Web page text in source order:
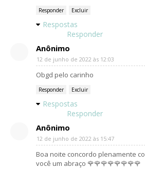
Responder Excluir
Respostas
Responder
Anônimo
12 de junho de 2022 às 12:03
Obgd pelo carinho
Responder Excluir
Respostas
Responder
Anônimo
12 de junho de 2022 às 15:47
Boa noite concordo plenamente
você um abraço 🌹🌹🌹🌹🌹🌹🌹🌹